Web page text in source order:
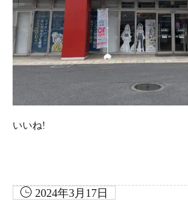
いいね!
2024年3月17日